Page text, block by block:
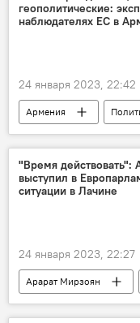
геополитические:
наблюдателях ЕС в
24 января 2023, 22:42
Армения
миссия наблюдателей
ЕС
"Время действовать":
выступил в
ситуации в Лачине
24 января 2023, 22:27
Арарат Мирзоян
Новости Армения